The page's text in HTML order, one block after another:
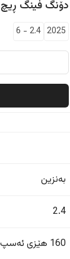
دۆنگ فینگ ڕیچ
2025
6 - 2.4
بەنزین
2.4
160 هێزی ئەسپ